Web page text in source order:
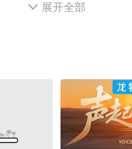
 展开全部